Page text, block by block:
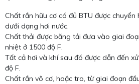
Chất rắn hữu cơ có đủ BTU được
dưới dạng hơi nước.
Chất thải được băng tải đưa vào giai
nhiệt ở 1500 độ F.
Tất cả hơi và khí sau đó được dẫn đến
độ F.
Chất rắn vô cơ, hoặc tro, từ giai đoạn